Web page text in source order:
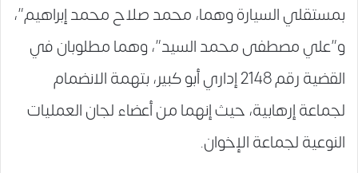
بمستقلي السيارة وهما، محمد صلاح محمد إبراهيم”،
و”علي مصطفى محمد السيد”، وهما مطلوبان في
القضية رقم 2148 إداري أبو كبير، بتهمة الانضمام
لجماعة إرهابية، حيث إنهما من أعضاء لجان العمليات
النوعية لجماعة الإخوان.